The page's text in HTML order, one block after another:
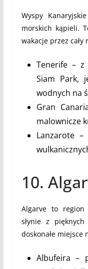
Wyspy
morskich kąpieli.
wakacje przez cały
Tenerife – z
Siam Park,
wodnych na
Gran
malownicze
Lanzarote
10.
Algarve to region
słynie z
doskonałe miejsce
Albufeira –